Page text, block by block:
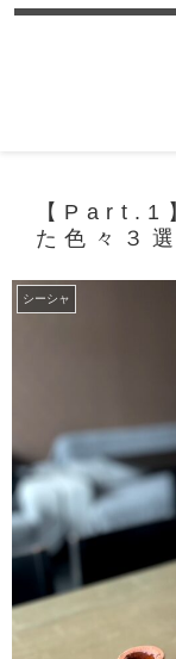
【Part.1
た色々３選
シーシャ